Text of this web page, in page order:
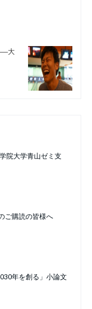
大
院大学青山ゼミ支
ご購読の皆様へ
年を創る」小論文